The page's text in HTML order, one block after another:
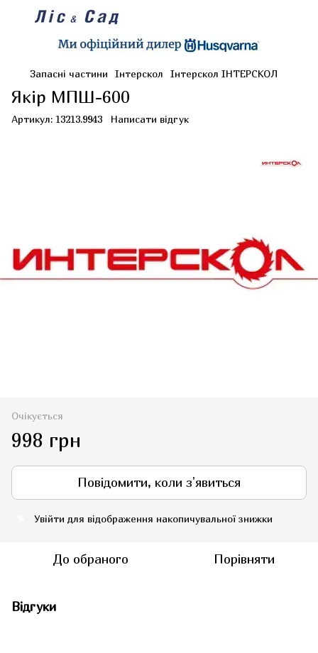
Запасні частини Інтерскол Інтерскол ІНТЕРСКОЛ
Якір МПШ-600
Артикул: 13213.9943 Написати відгук
Очікується
998 грн
Повідомити, коли з'явиться
Увійти для відображення накопичувальної знижки
До обраного Порівняти
Відгуки